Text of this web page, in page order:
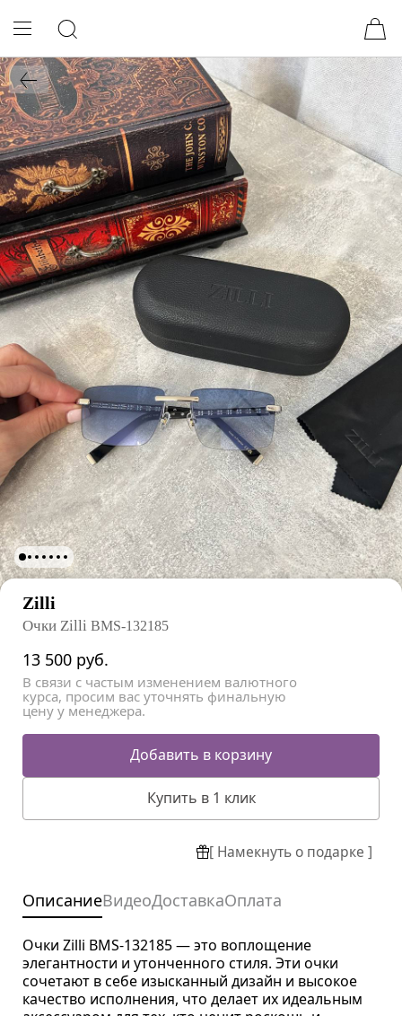
Zilli
Очки Zilli BMS-132185
13 500 руб.
В связи с частым изменением валютного
курса, просим вас уточнять финальную
цену у менеджера.
Добавить в корзину
Купить в 1 клик
[ Намекнуть о подарке ]
ОписаниеВидеоДоставкаОплата
Очки Zilli BMS-132185 — это воплощение
элегантности и утонченного стиля. Эти очки
сочетают в себе изысканный дизайн и высокое
качество исполнения, что делает их идеальным